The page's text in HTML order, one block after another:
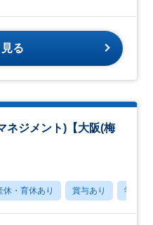
る
ネジメント)【大阪(梅
休・育休あり 賞与あり 学歴不